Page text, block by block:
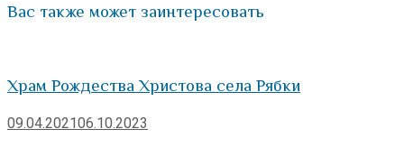
Вас также может заинтересовать
Храм Рождества Христова села Рябки
09.04.202106.10.2023